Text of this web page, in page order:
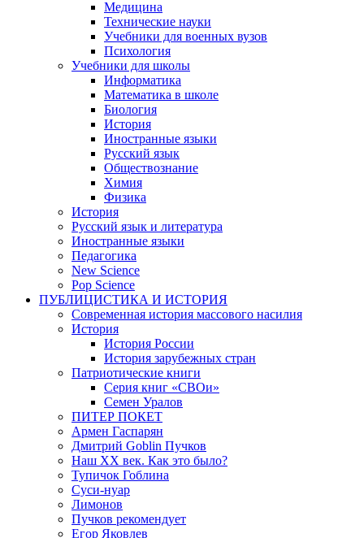
Медицина
Технические науки
Учебники для военных вузов
Психология
Учебники для школы
Информатика
Математика в школе
Биология
История
Иностранные языки
Русский язык
Обществознание
Химия
Физика
История
Русский язык и литература
Иностранные языки
Педагогика
New Science
Pop Science
ПУБЛИЦИСТИКА И ИСТОРИЯ
Современная история массового насилия
История
История России
История зарубежных стран
Патриотические книги
Серия книг «СВОи»
Семен Уралов
ПИТЕР ПОКЕТ
Армен Гаспарян
Дмитрий Goblin Пучков
Наш XX век. Как это было?
Тупичок Гоблина
Суси-нуар
Лимонов
Пучков рекомендует
Егор Яковлев